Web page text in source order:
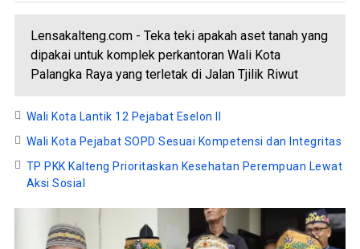
Lensakalteng.com - Teka teki apakah aset tanah yang
dipakai untuk komplek perkantoran Wali Kota
Palangka Raya yang terletak di Jalan Tjilik Riwut
Wali Kota Lantik 12 Pejabat Eselon II
Wali Kota Pejabat SOPD Sesuai Kompetensi dan Integritas
TP PKK Kalteng Prioritaskan Kesehatan Perempuan Lewat
Aksi Sosial